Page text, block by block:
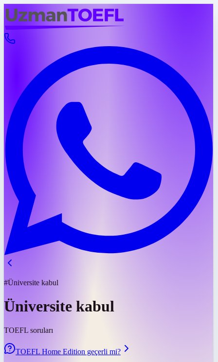
#Üniversite kabul
Üniversite kabul
TOEFL soruları
TOEFL Home Edition geçerli mi?